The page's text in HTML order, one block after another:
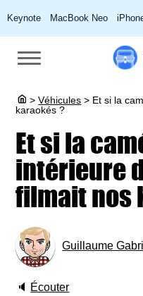
Keynote MacBook Neo
> Véhicules > Et si la
karaokés ?
Et si la
intérieure
filmait nos
Guillaume
🔈 Écouter